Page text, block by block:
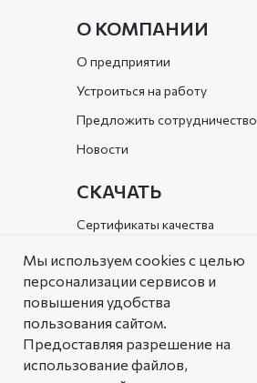
Мы используем cookies с целью
персонализации сервисов и
повышения удобства
пользования сайтом.
Предоставляя разрешение на
использование файлов,
Типовые решения
РЕШЕНИЯ
Каталог
Документы организации
Сертификаты качества
СКАЧАТЬ
Новости
Предложить сотрудничество
Устроиться на работу
О предприятии
О КОМПАНИИ